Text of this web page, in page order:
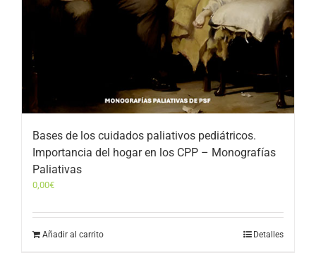
Bases de los cuidados paliativos pediátricos.
Importancia del hogar en los CPP – Monografías
Paliativas
0,00€
Añadir al carrito Detalles